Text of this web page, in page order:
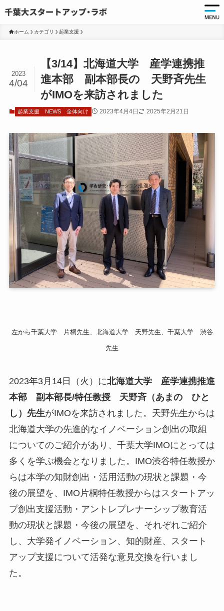
関
ホーム カテゴリ 起業支援
【3/14】北海道大学 産学連携推
進本部 副本部長の 天野斉先生
がIMOを来訪されました
2023
4/04
起業支援 NEWS 全体向け 2023年4月4日 2025年2月21日
左から千葉大学 片桐先生、北海道大学 天野先生、千葉大学 渋谷
先生
2023年3月14日（火）に北海道大学 産学連携推進
本部 副本部長/特任教授 天野斉（あまの ひと
し）先生がIMOを来訪されました。天野先生からは
北海道大学の先進的なイノベーション創出の取組
についてのご紹介があり、千葉大学IMOにとっては
多くを学ぶ機会となりました。IMO渋谷特任教授か
らは本学の知財創出・活用活動の現状と課題・今
後の展望を、IMO片桐特任教授からはスタートアッ
プ創出支援活動・アントレプレナーシップ教育活
動の現状と課題・今後の展望を、それぞれご紹介
し、大学発イノベーション、知的財産、スタート
アップ支援について活発な意見交換を行いまし
た。